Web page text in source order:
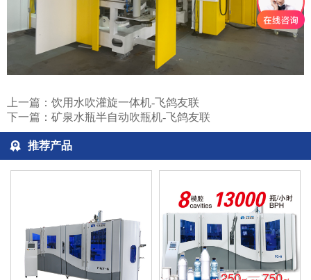
上一篇： 饮用水吹灌旋一体机-飞鸽友联
下一篇： 矿泉水瓶半自动吹瓶机-飞鸽友联
推荐产品